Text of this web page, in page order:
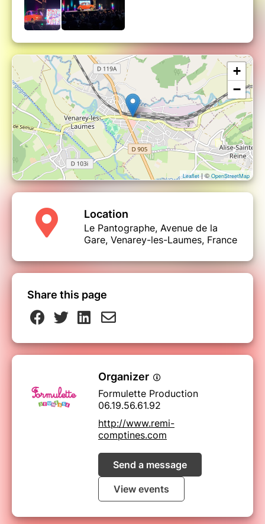
francophonie.
A savoir :le spectacle est en configuration assise. Les
mois, sont bien sûr les bienvenus (réservez un billet
gratuit, un justificatif vous sera demandé à l'entrée). +
−
Leaflet| © OpenStreetMap
Location
Le Pantographe, Avenue de la
Gare, Venarey-les-Laumes, France
Share this page
Organizer
Formulette Production
06.19.56.61.92
http://www.remi-
comptines.com
Send a message
View events